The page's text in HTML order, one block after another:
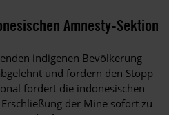
Amnesty-Sektion
indigenen Bevölkerung
und fordern den Stopp
fordert die indonesischen
der Mine sofort zu